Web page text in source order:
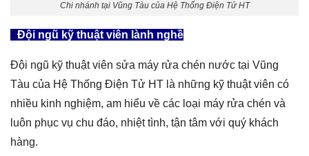
Chi nhánh tại Vũng Tàu của Hệ Thống Điện Tử HT
Đội ngũ kỹ thuật viên lành nghề
Đội ngũ kỹ thuật viên sửa máy rửa chén nước tại Vũng
Tàu của Hệ Thống Điện Tử HT là những kỹ thuật viên có
nhiều kinh nghiệm, am hiểu về các loại máy rửa chén và
luôn phục vụ chu đáo, nhiệt tình, tận tâm với quý khách
hàng.